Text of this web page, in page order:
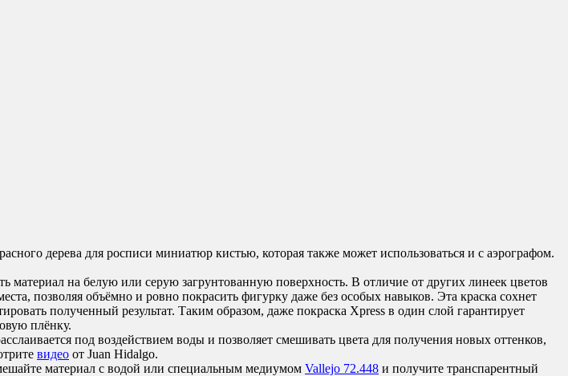
дерева для росписи миниатюр кистью, которая также может использоваться и с аэрографом.
материал на белую или серую загрунтованную поверхность. В отличие от других линеек цветов
позволяя объёмно и ровно покрасить фигурку даже без особых навыков. Эта краска сохнет
полученный результат. Таким образом, даже покраска Xpress в один слой гарантирует
плёнку.
под воздействием воды и позволяет смешивать цвета для получения новых оттенков,
видео от Juan Hidalgo.
материал с водой или специальным медиумом Vallejo 72.448 и получите транспарентный